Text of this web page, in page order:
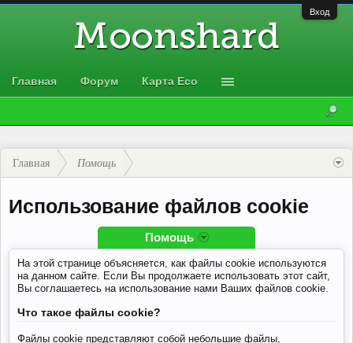
Вход
Главная Форум Карта Eco
Главная Помощь
Использование файлов cookie
Помощь
На этой странице объясняется, как файлы cookie используются
на данном сайте. Если Вы продолжаете использовать этот сайт,
Вы соглашаетесь на использование нами Ваших файлов cookie.
Что такое файлы cookie?
Файлы cookie представляют собой небольшие файлы,